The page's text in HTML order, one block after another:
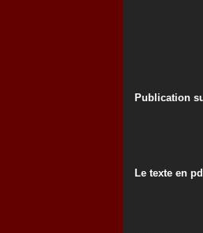
Publication
Le texte en